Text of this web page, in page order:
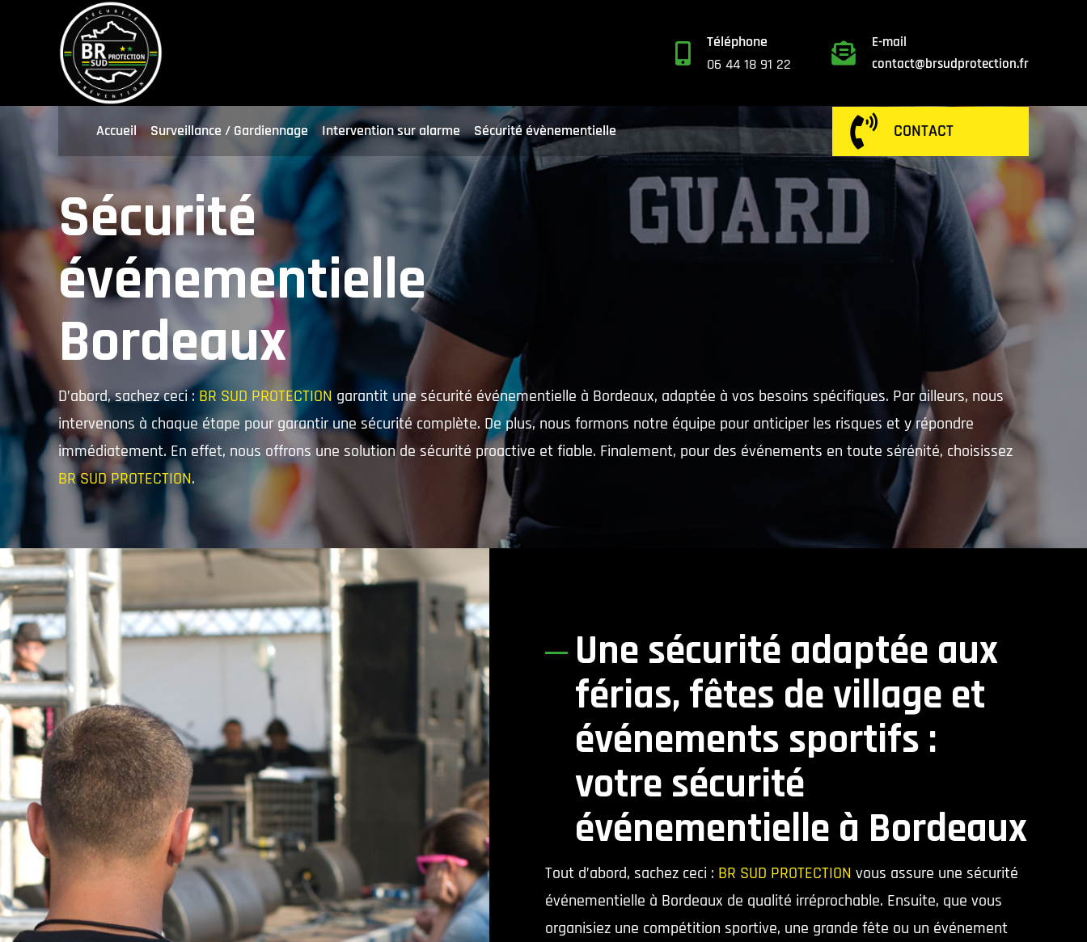

Téléphone
06 44 18 91 22

E-mail
contact@brsudprotection.fr
Accueil Surveillance / Gardiennage Intervention sur alarme Sécurité évènementielle  CONTACT
Sécurité
événementielle
Bordeaux
D’abord, sachez ceci : BR SUD PROTECTION garantit une sécurité événementielle à Bordeaux, adaptée à vos besoins spécifiques. Par ailleurs, nous
intervenons à chaque étape pour garantir une sécurité complète. De plus, nous formons notre équipe pour anticiper les risques et y répondre
immédiatement. En effet, nous offrons une solution de sécurité proactive et fiable. Finalement, pour des événements en toute sérénité, choisissez
BR SUD PROTECTION.
Une sécurité adaptée aux
férias, fêtes de village et
événements sportifs :
votre sécurité
événementielle à Bordeaux
Tout d’abord, sachez ceci : BR SUD PROTECTION vous assure une sécurité
événementielle à Bordeaux de qualité irréprochable. Ensuite, que vous
organisiez une compétition sportive, une grande fête ou un événement